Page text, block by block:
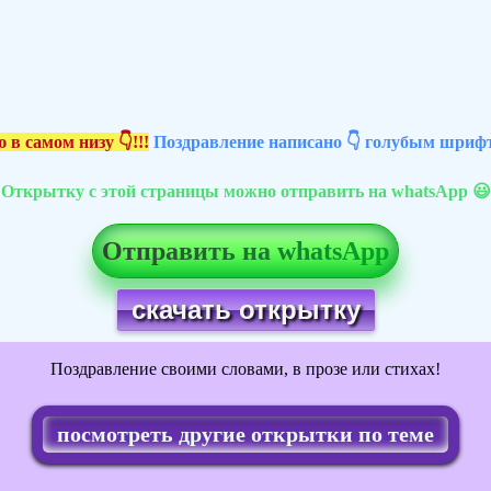
самом низу 👇!!! Поздравление написано 👇 голубым
Открытку с этой страницы можно отправить на whatsApp 😃
Отправить на whatsApp
скачать открытку
Поздравление своими словами, в прозе или стихах!
посмотреть другие открытки по теме